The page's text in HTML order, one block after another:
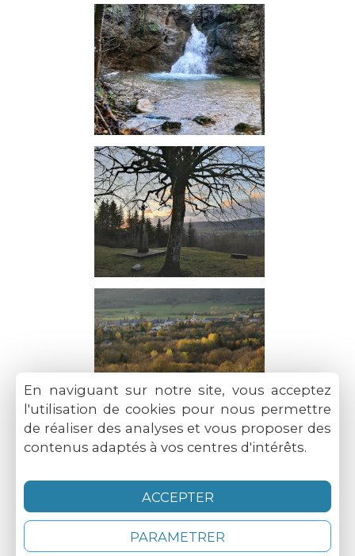
En naviguant sur notre site, vous acceptez
l'utilisation de cookies pour nous permettre
de réaliser des analyses et vous proposer des
contenus adaptés à vos centres d'intérêts.
ACCEPTER
PARAMETRER